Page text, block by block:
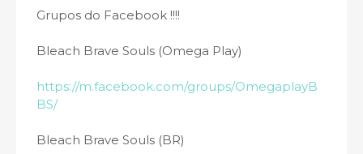
Grupos do Facebook !!!!
Bleach Brave Souls (Omega Play)
https://m.facebook.com/groups/OmegaplayB
BS/
Bleach Brave Souls (BR)